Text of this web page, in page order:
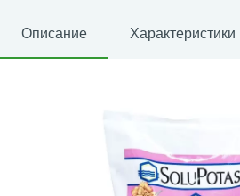
Описание Характеристики